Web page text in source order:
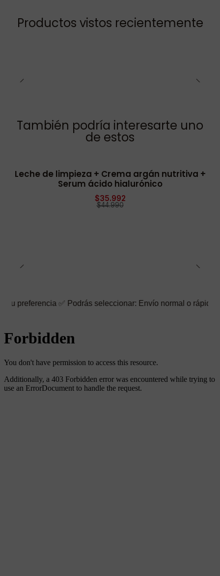
Productos vistos recientemente
También podría interesarte uno
de estos
-20% OFF
Leche de limpieza + Crema argán nutritiva +
Serum ácido hialurónico
$35.992
$44.990
Podrás seleccionar: Envío normal o rápido ☑️ También